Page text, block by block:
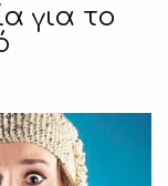
για το